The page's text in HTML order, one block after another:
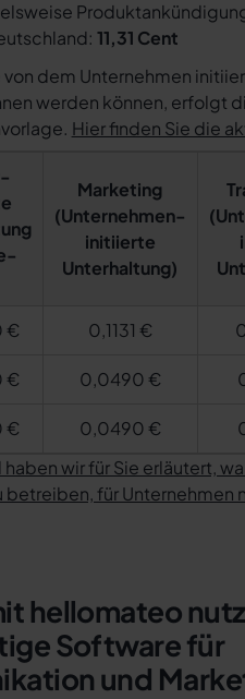
11,31 Cent
dem Unternehmen
werden können, erfolgt
Hier finden Sie die
Marketing
(Unternehmen-
initiierte
Unterhaltung)
€ 0,1131 €
€ 0,0490 €
€ 0,0490 €
wir für Sie erläutert,
betreiben, für Unternehmen
hellomateo
Software für
und